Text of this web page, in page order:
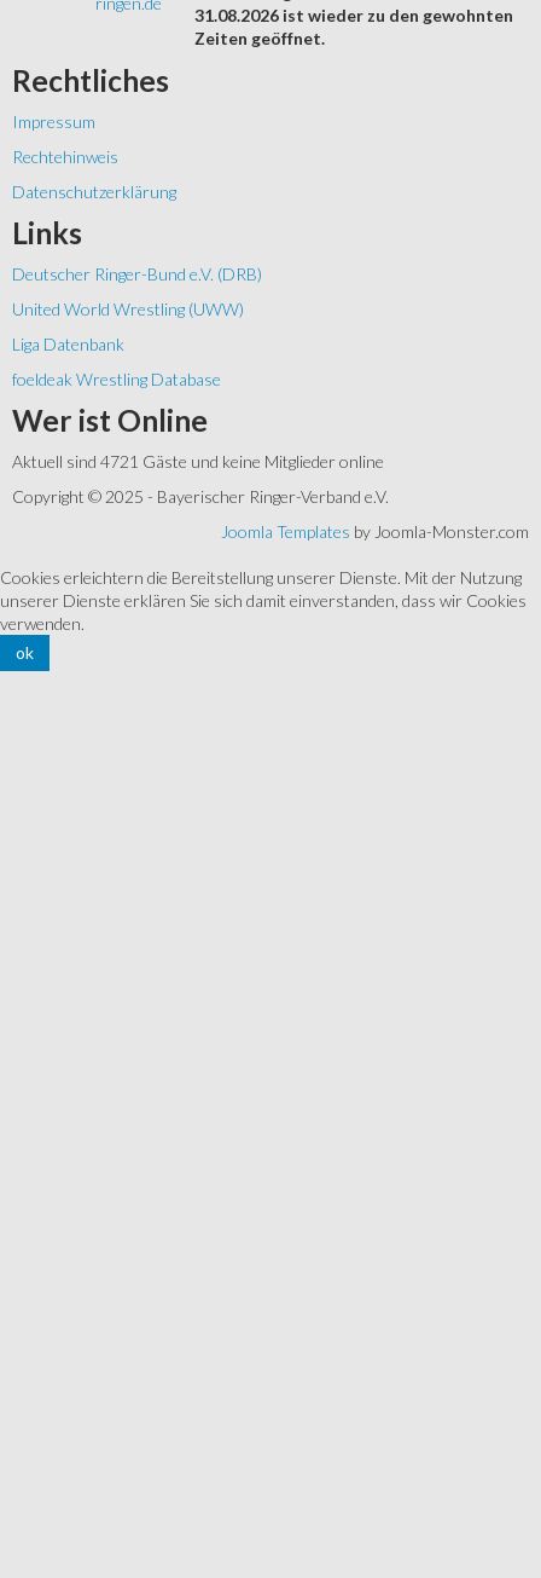
31.08.2026 ist wieder zu den gewohnten
Zeiten geöffnet.
Rechtliches
Impressum
Rechtehinweis
Datenschutzerklärung
Links
Deutscher Ringer-Bund e.V. (DRB)
United World Wrestling (UWW)
Liga Datenbank
foeldeak Wrestling Database
Wer ist Online
Aktuell sind 4721 Gäste und keine Mitglieder online
Copyright © 2025 - Bayerischer Ringer-Verband e.V.
Joomla Templates by Joomla-Monster.com
Cookies erleichtern die Bereitstellung unserer Dienste. Mit der Nutzung
unserer Dienste erklären Sie sich damit einverstanden, dass wir Cookies
verwenden.
ok